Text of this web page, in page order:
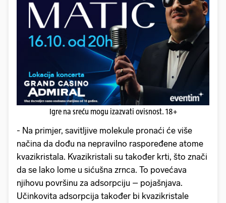
Igre na sreću mogu izazvati ovisnost. 18+
- Na primjer, savitljive molekule pronaći će više
načina da dođu na nepravilno raspoređene atome
kvazikristala. Kvazikristali su također krti, što znači
da se lako lome u sićušna zrnca. To povećava
njihovu površinu za adsorpciju – pojašnjava.
Učinkovita adsorpcija također bi kvazikristale